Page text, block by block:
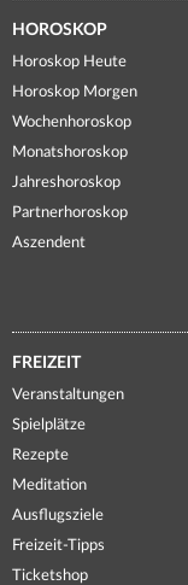
HOROSKOP
Horoskop Heute
Horoskop Morgen
Wochenhoroskop
Monatshoroskop
Jahreshoroskop
Partnerhoroskop
Aszendent
FREIZEIT
Veranstaltungen
Spielplätze
Rezepte
Meditation
Ausflugsziele
Freizeit-Tipps
Ticketshop